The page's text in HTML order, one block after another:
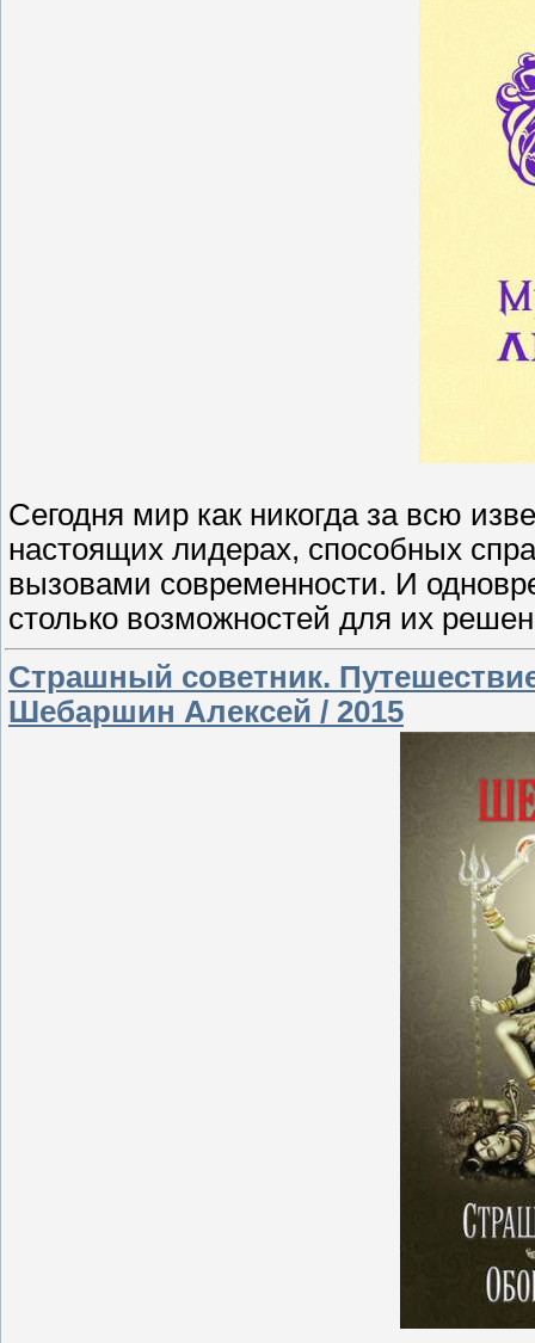
Сегодня мир как никогда за всю
настоящих лидерах, способных
вызовами современности. И
столько возможностей для их
Страшный советник.
Шебаршин Алексей / 2015